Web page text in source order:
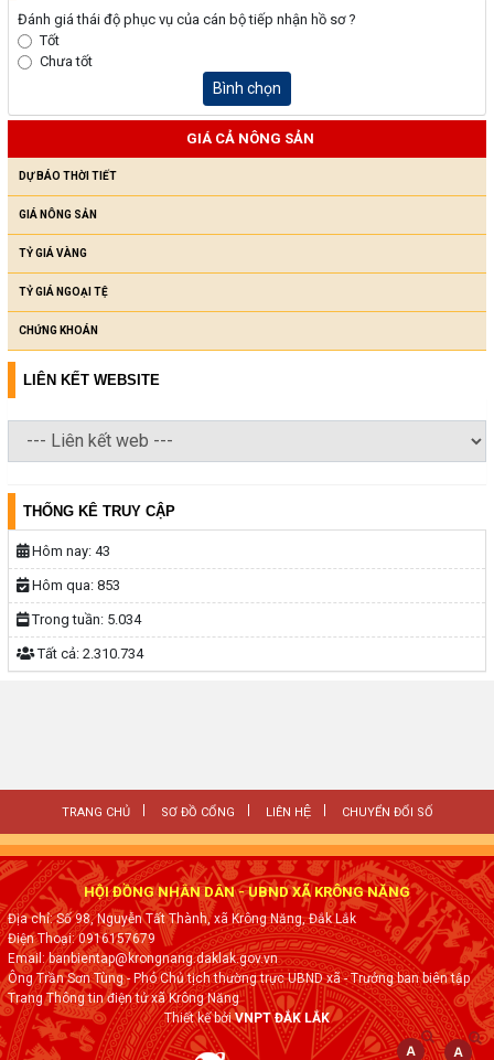
Đánh giá thái độ phục vụ của cán bộ tiếp nhận hồ sơ ?
Tốt
Chưa tốt
Bình chọn
GIÁ CẢ NÔNG SẢN
DỰ BÁO THỜI TIẾT
GIÁ NÔNG SẢN
TỶ GIÁ VÀNG
TỶ GIÁ NGOẠI TỆ
CHỨNG KHOÁN
LIÊN KẾT WEBSITE
THỐNG KÊ TRUY CẬP
Hôm nay: 43
Hôm qua: 853
Trong tuần: 5.034
Tất cả: 2.310.734
TRANG CHỦ SƠ ĐỒ CỔNG LIÊN HỆ CHUYỂN ĐỔI SỐ
HỘI ĐỒNG NHÂN DÂN - UBND XÃ KRÔNG NĂNG
Địa chỉ: Số 98, Nguyễn Tất Thành, xã Krông Năng, Đắk Lắk
Điện Thoại: 0916157679
Email: banbientap@krongnang.daklak.gov.vn
Ông Trần Sơn Tùng - Phó Chủ tịch thường trực UBND xã - Trưởng ban biên tập
Trang Thông tin điện tử xã Krông Năng
Thiết kế bởiVNPT ĐẮK LẮK